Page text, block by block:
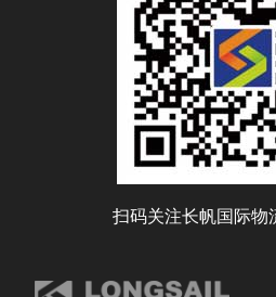
扫码关注长帆国际物